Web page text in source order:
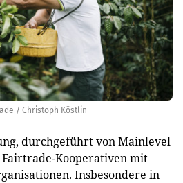
/ Christoph Köstlin
durchgeführt von Mainlevel
Kooperativen mit
Insbesondere in